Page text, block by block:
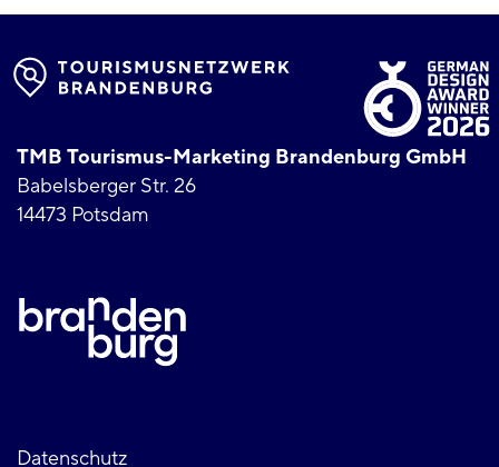
TMB Tourismus-Marketing Brandenburg GmbH
Babelsberger Str. 26
14473 Potsdam
Datenschutz